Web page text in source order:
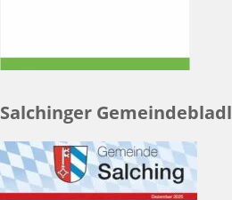
Salchinger Gemeindebladl